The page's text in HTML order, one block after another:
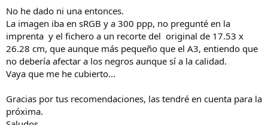
cuadra
No he dado ni una entonces.
La imagen iba en sRGB y a 300 ppp, no pregunté en la
imprenta y el fichero a un recorte del original de 17.53 x
26.28 cm, que aunque más pequeño que el A3, entiendo que
no debería afectar a los negros aunque sí a la calidad.
Vaya que me he cubierto...
Gracias por tus recomendaciones, las tendré en cuenta para la
próxima.